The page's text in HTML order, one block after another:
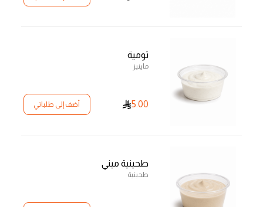
ثومية
ماينيز
5.00 أضف إلى طلباتي
طحينية ميني
طحينية